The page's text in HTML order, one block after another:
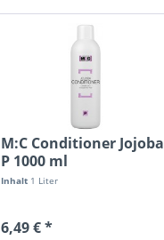
M:C Conditioner Jojoba
P 1000 ml
Inhalt 1 Liter
6,49 € *